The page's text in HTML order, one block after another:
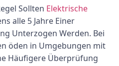
Sollten Elektrische
alle 5 Jahre Einer
Unterzogen Werden. Bei
öden in Umgebungen mit
Häufigere Überprüfung